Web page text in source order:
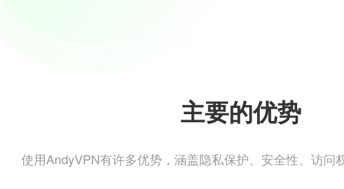
主要的优势
使用AndyVPN有许多优势，涵盖隐私保护、安全性、访问